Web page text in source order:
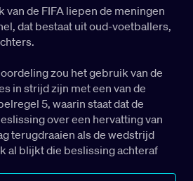
van de FIFA liepen de meningen
dat bestaat uit oud-voetballers,
zou het gebruik van de
in strijd zijn met een van de
5, waarin staat dat de
over een hervatting van
terugdraaien als de wedstrijd
al blijkt die beslissing achteraf